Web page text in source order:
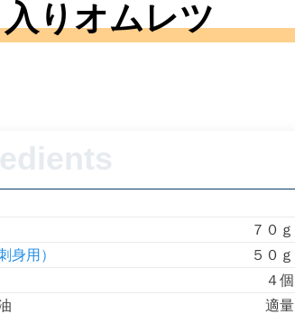
りオムレツ
７０ｇ
身用）
５０ｇ
４個
適量